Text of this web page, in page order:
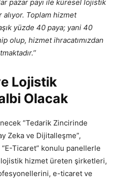
pazar payı ile küresel lojistik
alıyor. Toplam hizmet
yüzde 40 paya; yani 40
olup, hizmet ihracatımızdan
Lojistik
Olacak
“Tedarik Zincirinde
Zeka ve Dijitalleşme”,
Ticaret” konulu panellerle
hizmet üreten şirketleri,
e-ticaret ve